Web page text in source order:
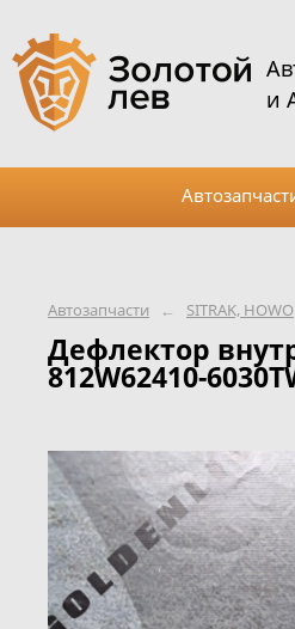
Автозапчасти ← SITRAK, HOWO
Дефлектор
812W62410-
и